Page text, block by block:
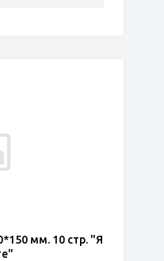
мм. 10 стр. "Я